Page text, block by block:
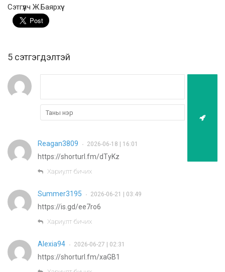
Сэтгүүлч Ж.Баярхүү
5 cэтгэгдэлтэй
Reagan3809 • 2026-06-18 | 16:01
https://shorturl.fm/dTyKz
Хариулт бичих
Summer3195 • 2026-06-21 | 03:49
https://is.gd/ee7ro6
Хариулт бичих
Alexia94 • 2026-06-27 | 02:31
https://shorturl.fm/xaGB1